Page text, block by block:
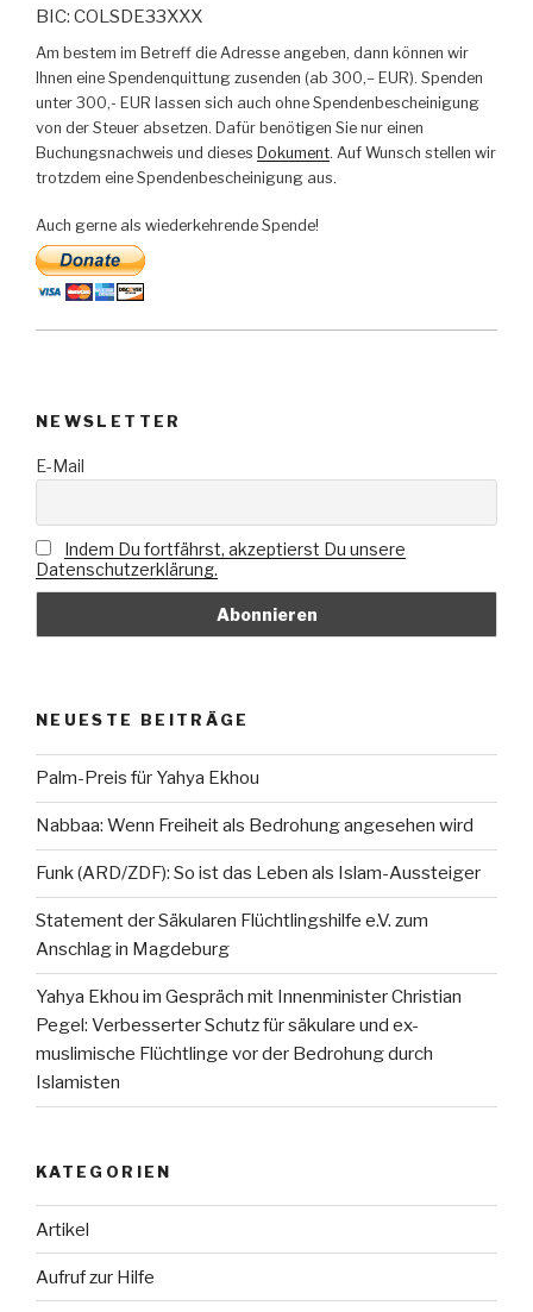
BIC: COLSDE33XXX
Am bestem im Betreff die Adresse angeben, dann können wir
Ihnen eine Spendenquittung zusenden (ab 300,– EUR). Spenden
unter 300,- EUR lassen sich auch ohne Spendenbescheinigung
von der Steuer absetzen. Dafür benötigen Sie nur einen
Buchungsnachweis und dieses Dokument. Auf Wunsch stellen wir
trotzdem eine Spendenbescheinigung aus.
Auch gerne als wiederkehrende Spende!
NEWSLETTER
E-Mail
Indem Du fortfährst, akzeptierst Du unsere
Datenschutzerklärung.
NEUESTE BEITRÄGE
Palm-Preis für Yahya Ekhou
Nabbaa: Wenn Freiheit als Bedrohung angesehen wird
Funk (ARD/ZDF): So ist das Leben als Islam-Aussteiger
Statement der Säkularen Flüchtlingshilfe e.V. zum
Anschlag in Magdeburg
Yahya Ekhou im Gespräch mit Innenminister Christian
Pegel: Verbesserter Schutz für säkulare und ex-
muslimische Flüchtlinge vor der Bedrohung durch
Islamisten
KATEGORIEN
Artikel
Aufruf zur Hilfe